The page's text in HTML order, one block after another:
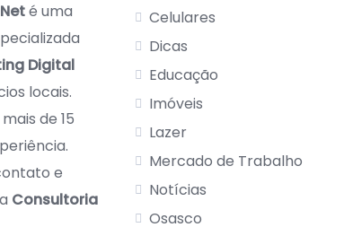
é uma
Digital
locais.
de 15
e
Consultoria
Celulares
Dicas
Educação
Imóveis
Lazer
Mercado de Trabalho
Notícias
Osasco